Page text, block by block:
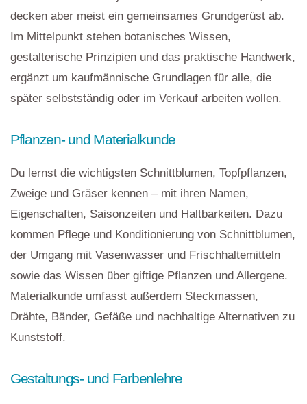
decken aber meist ein gemeinsames Grundgerüst ab.
Im Mittelpunkt stehen botanisches Wissen,
gestalterische Prinzipien und das praktische Handwerk,
ergänzt um kaufmännische Grundlagen für alle, die
später selbstständig oder im Verkauf arbeiten wollen.
Pflanzen- und Materialkunde
Du lernst die wichtigsten Schnittblumen, Topfpflanzen,
Zweige und Gräser kennen – mit ihren Namen,
Eigenschaften, Saisonzeiten und Haltbarkeiten. Dazu
kommen Pflege und Konditionierung von Schnittblumen,
der Umgang mit Vasenwasser und Frischhaltemitteln
sowie das Wissen über giftige Pflanzen und Allergene.
Materialkunde umfasst außerdem Steckmassen,
Drähte, Bänder, Gefäße und nachhaltige Alternativen zu
Kunststoff.
Gestaltungs- und Farbenlehre